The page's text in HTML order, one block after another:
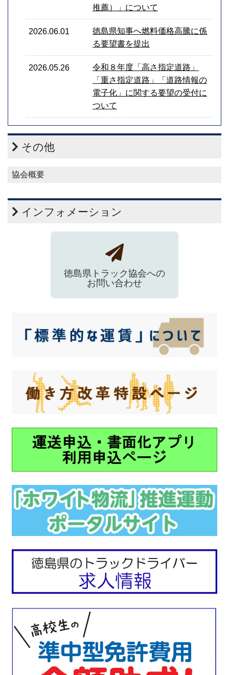
推薦）」について
2026.06.01
徳島県知事へ燃料価格高騰に係
る要望書を提出
2026.05.26
令和８年度「高さ指定道路」
「重さ指定道路」「道路情報の
電子化」に関する要望の受付に
ついて
その他
協会概要
インフォメーション
徳島県トラック協会への
お問い合わせ